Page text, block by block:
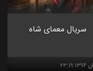
سریال معمای شاه